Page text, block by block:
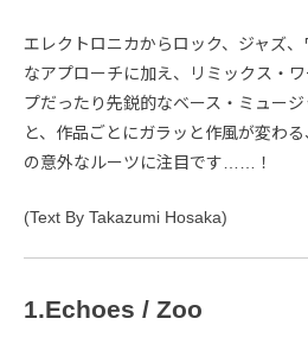
エレクトロニカからロック、ジャズ
なアプローチに加え、リミックス・
プだったり先鋭的なベース・ミュー
と、作品ごとにガラッと作風が変わ
の意外なルーツに注目です……！
(Text By Takazumi Hosaka)
1.Echoes / Zoo